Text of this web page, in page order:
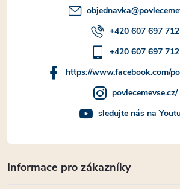
Informace pro zákazníky
objednavka@
+420 607 697 712
+420 607 697 712
https://www.facebook.com/
povlecemevse.cz/
sledujte nás na